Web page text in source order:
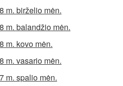
m. birželio mėn.
m. balandžio mėn.
m. kovo mėn.
m. vasario mėn.
m. spalio mėn.